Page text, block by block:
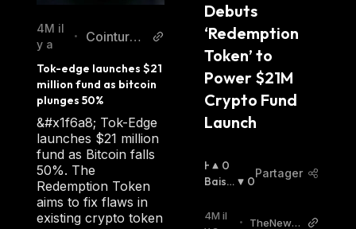
4M il
y a
•
Cointurk
Tok-edge launches $21
million fund as bitcoin
plunges 50%
&#x1f6a8; Tok-Edge
launches $21 million
fund as Bitcoin falls
50%. The
Redemption Token
aims to fix flaws in
existing crypto token
Debuts
‘Redemption
Token’ to
Power $21M
Crypto Fund
Launch
H
A
S
0
Baissi
0
Partager
4M il
• TheNews